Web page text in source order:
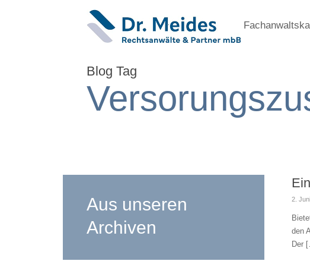
Blog Tag
Aus unseren
Archiven
2.
den
Der